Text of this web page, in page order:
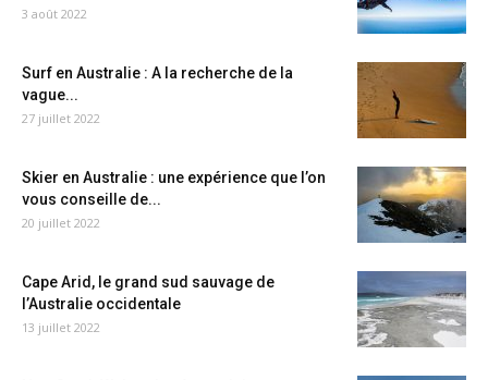
3 août 2022
Surf en Australie : A la recherche de la
vague...
27 juillet 2022
Skier en Australie : une expérience que l’on
vous conseille de...
20 juillet 2022
Cape Arid, le grand sud sauvage de
l’Australie occidentale
13 juillet 2022